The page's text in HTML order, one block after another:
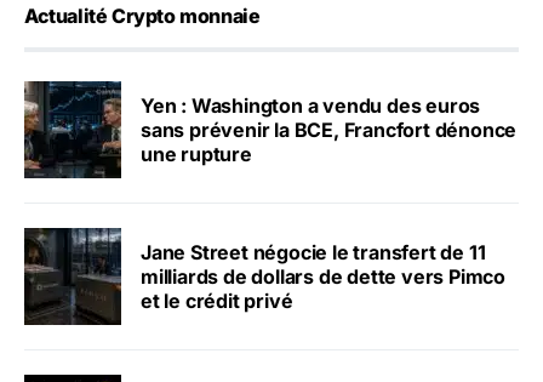
Actualité Crypto monnaie
Yen : Washington a vendu des euros
sans prévenir la BCE, Francfort dénonce
une rupture
Jane Street négocie le transfert de 11
milliards de dollars de dette vers Pimco
et le crédit privé